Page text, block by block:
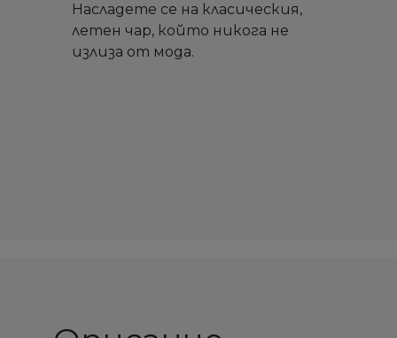
Насладете се на класическия,
летен чар, който никога не
излиза от мода.